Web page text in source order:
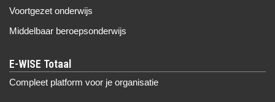
Voortgezet onderwijs
Middelbaar beroepsonderwijs
Compleet platform voor je organisatie